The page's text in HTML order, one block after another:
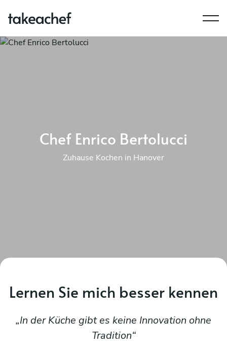
Chef Enrico Bertolucci
Zuhause Kochen in Hanover
Lernen Sie mich besser kennen
In der Küche gibt es keine Innovation ohne
Tradition